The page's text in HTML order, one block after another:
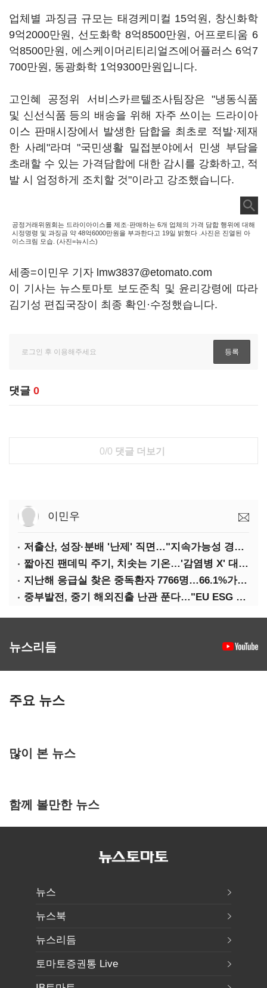
업체별 과징금 규모는 태경케미컬 15억원, 창신화학
9억2000만원, 선도화학 8억8500만원, 어프로티움 6
억8500만원, 에스케이머리티리얼즈에어플러스 6억7
700만원, 동광화학 1억9300만원입니다.
고인혜 공정위 서비스카르텔조사팀장은 "냉동식품
및 신선식품 등의 배송을 위해 자주 쓰이는 드라이아
이스 판매시장에서 발생한 담합을 최초로 적발·제재
한 사례"라며 "국민생활 밀접분야에서 민생 부담을
초래할 수 있는 가격담합에 대한 감시를 강화하고, 적
발 시 엄정하게 조치할 것"이라고 강조했습니다.
공정거래위원회는 드라이아이스를 제조·판매하는 6개 업체의 가격 담합 행위에 대해
시정명령 및 과징금 약 48억6000만원을 부과한다고 19일 밝혔다 .사진은 진열된 아
이스크림 모습. (사진=뉴시스)
세종=이민우 기자 lmw3837@etomato.com
이 기사는 뉴스토마토 보도준칙 및 윤리강령에 따라
김기성 편집국장이 최종 확인·수정했습니다.
댓글 0
0/0 댓글 더보기
이민우
저출산, 성장·분배 '난제' 직면…"지속가능성 경고등"
짧아진 팬데믹 주기, 치솟는 기온…'감염병 X' 대비해야
지난해 응급실 찾은 중독환자 7766명…66.1%가 '의도적 중독'
중부발전, 중기 해외진출 난관 푼다…"EU ESG 실사 공동 대응"
뉴스리듬
주요 뉴스
많이 본 뉴스
함께 볼만한 뉴스
뉴스
뉴스북
뉴스리듬
토마토증권통 Live